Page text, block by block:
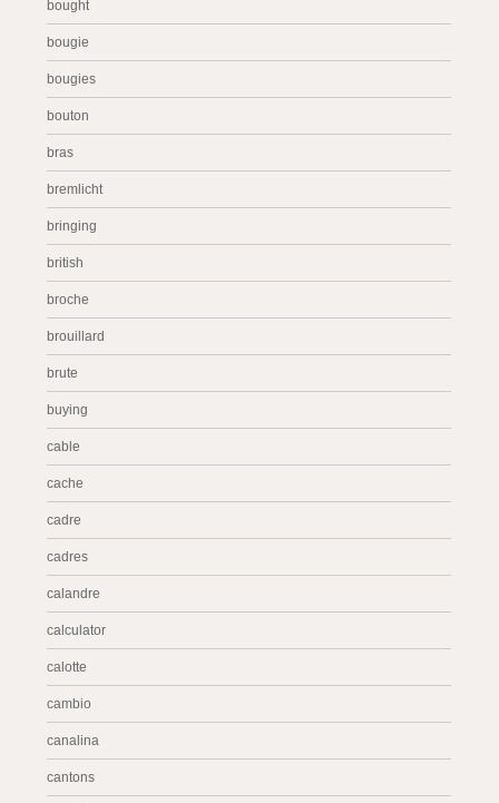
bought
bougie
bougies
bouton
bras
bremlicht
bringing
british
broche
brouillard
brute
buying
cable
cache
cadre
cadres
calandre
calculator
calotte
cambio
canalina
cantons